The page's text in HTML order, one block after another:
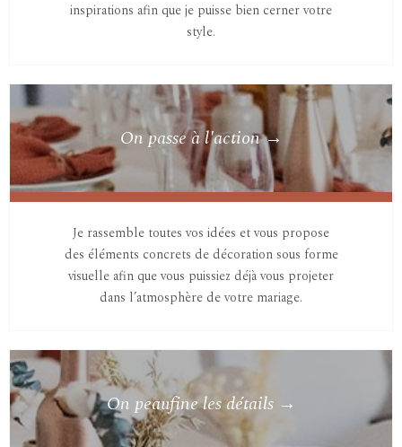
inspirations afin que je puisse bien cerner votre
style.
On passe à l'action →
Je rassemble toutes vos idées et vous propose
des éléments concrets de décoration sous forme
visuelle afin que vous puissiez déjà vous projeter
dans l’atmosphère de votre mariage.
On peaufine les détails →